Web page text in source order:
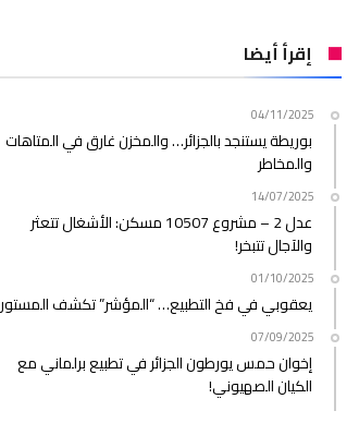
إقرأ أيضا
04/11/2025
بوريطة يستنجد بالجزائر… والمخزن غارق في المتاهات
والمخاطر
14/07/2025
عدل 2 – مشروع 10507 مسكن: الأشغال تتعثر
والآجال تتبخر!
01/10/2025
يعقوبي في فخ التطبيع… “المؤشر” تكشف المستور
07/09/2025
إخوان حمس يورطون الجزائر في تطبيع برلماني مع
الكيان الصهيوني!